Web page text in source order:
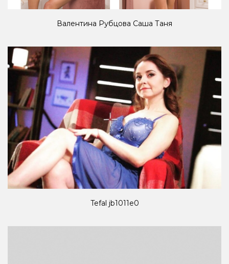
Валентина Рубцова Саша Таня
Tefal jb1011e0